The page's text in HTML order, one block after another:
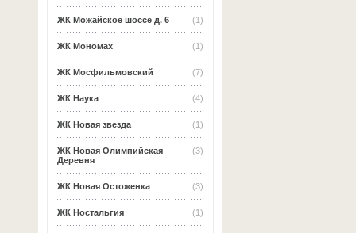
(1)
ЖК Можайское шоссе д. 6
(1)
ЖК Мономах
(7)
ЖК Мосфильмовский
(4)
ЖК Наука
(1)
ЖК Новая звезда
(3)
ЖК Новая Олимпийская
Деревня
(3)
ЖК Новая Остоженка
(1)
ЖК Ностальгия